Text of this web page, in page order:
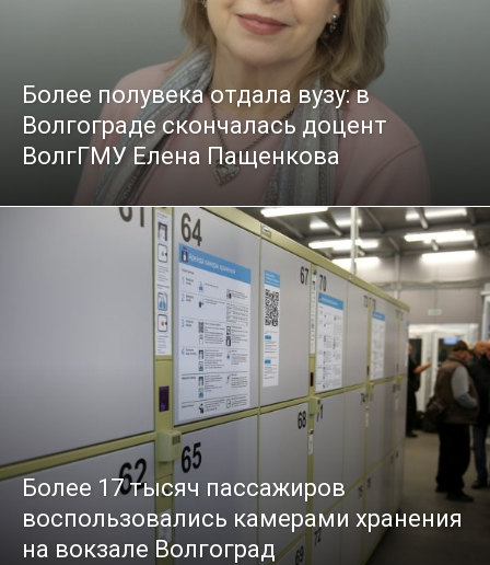
Более полувека отдала вузу: в
Волгограде скончалась доцент
ВолгГМУ Елена Пащенкова
Более 17 тысяч пассажиров
воспользовались камерами хранения
на вокзале Волгоград